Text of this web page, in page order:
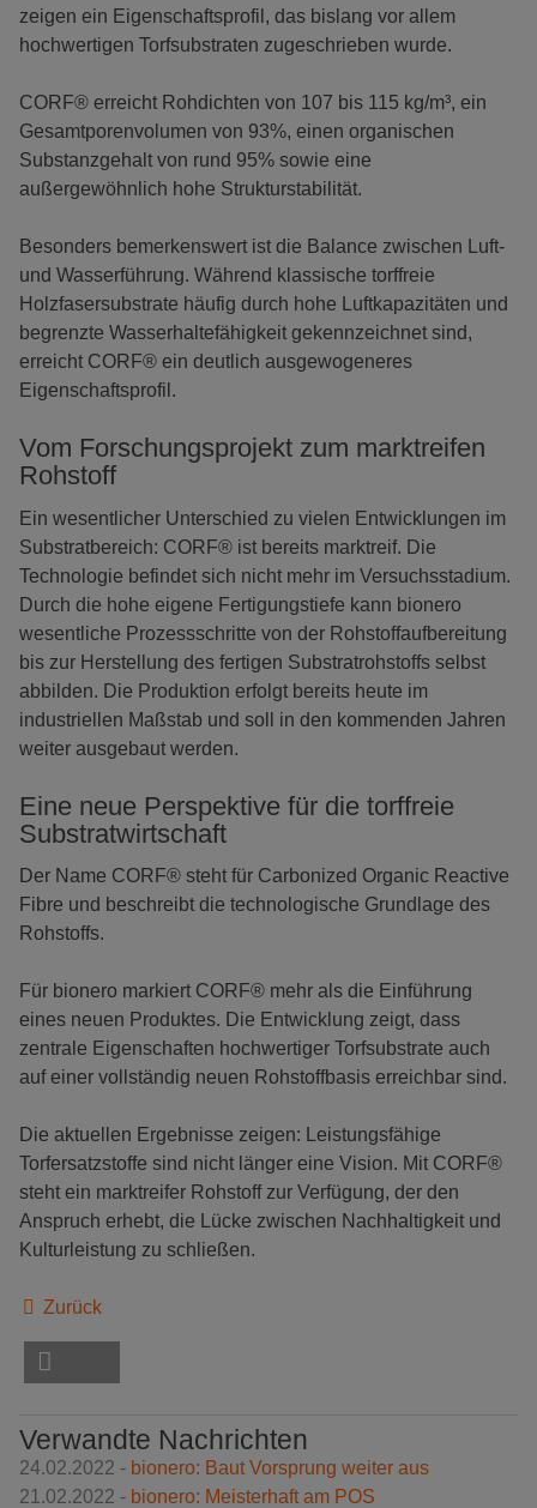
zeigen ein Eigenschaftsprofil, das bislang vor allem
hochwertigen Torfsubstraten zugeschrieben wurde.
CORF® erreicht Rohdichten von 107 bis 115 kg/m³, ein
Gesamtporenvolumen von 93%, einen organischen
Substanzgehalt von rund 95% sowie eine
außergewöhnlich hohe Strukturstabilität.
Besonders bemerkenswert ist die Balance zwischen Luft-
und Wasserführung. Während klassische torffreie
Holzfasersubstrate häufig durch hohe Luftkapazitäten und
begrenzte Wasserhaltefähigkeit gekennzeichnet sind,
erreicht CORF® ein deutlich ausgewogeneres
Eigenschaftsprofil.
Vom Forschungsprojekt zum marktreifen
Rohstoff
Ein wesentlicher Unterschied zu vielen Entwicklungen im
Substratbereich: CORF® ist bereits marktreif. Die
Technologie befindet sich nicht mehr im Versuchsstadium.
Durch die hohe eigene Fertigungstiefe kann bionero
wesentliche Prozessschritte von der Rohstoffaufbereitung
bis zur Herstellung des fertigen Substratrohstoffs selbst
abbilden. Die Produktion erfolgt bereits heute im
industriellen Maßstab und soll in den kommenden Jahren
weiter ausgebaut werden.
Eine neue Perspektive für die torffreie
Substratwirtschaft
Der Name CORF® steht für Carbonized Organic Reactive
Fibre und beschreibt die technologische Grundlage des
Rohstoffs.
Für bionero markiert CORF® mehr als die Einführung
eines neuen Produktes. Die Entwicklung zeigt, dass
zentrale Eigenschaften hochwertiger Torfsubstrate auch
auf einer vollständig neuen Rohstoffbasis erreichbar sind.
Die aktuellen Ergebnisse zeigen: Leistungsfähige
Torfersatzstoffe sind nicht länger eine Vision. Mit CORF®
steht ein marktreifer Rohstoff zur Verfügung, der den
Anspruch erhebt, die Lücke zwischen Nachhaltigkeit und
Kulturleistung zu schließen.
Zurück
Verwandte Nachrichten
24.02.2022 - bionero: Baut Vorsprung weiter aus
21.02.2022 - bionero: Meisterhaft am POS